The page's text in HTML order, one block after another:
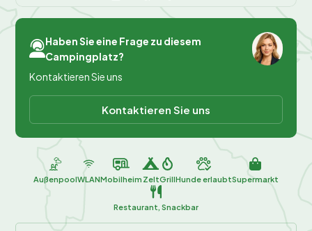
Haben Sie eine Frage zu diesem
Campingplatz?
Kontaktieren Sie uns
Kontaktieren Sie uns
AußenpoolWLANMobilheim ZeltGrillHunde erlaubtSupermarkt
Restaurant, Snackbar